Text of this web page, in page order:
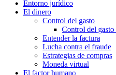
Entorno jurídico
El dinero
Control del gasto
Control del
Entender la factura
Lucha contra el fraude
Estrategias de compras
Moneda virtual
El factor humano